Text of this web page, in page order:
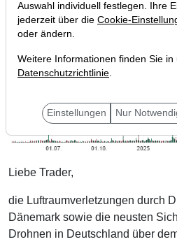
Liebe Trader,
die Luftraumverletzungen durch
Dänemark sowie die neusten
Drohnen in Deutschland über
Auswahl individuell festlegen. Ihre
jederzeit über die Cookie-
oder ändern.
Weitere Informationen finden Sie in
Datenschutzrichtlinie.
Einstellungen Nur